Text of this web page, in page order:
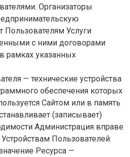
Организаторы
Пользователям Услуги
с ними договорами
рамках указанных
— технические устройства
обеспечения которых
Сайтом или в память
(записывает)
Администрация вправе
Пользователей.
Ресурса —